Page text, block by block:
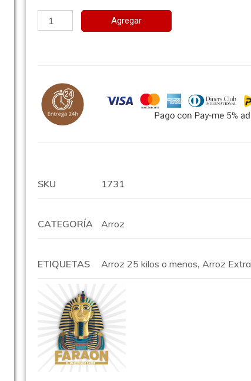
Agregar
SKU 1731
CATEGORÍA Arroz
ETIQUETAS Arroz 25 kilos o menos, Arroz Extra